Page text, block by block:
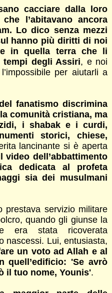
cacciare dalla loro
l’abitavano ancora
Lo dico senza mezzi
hanno più diritti di noi
in quella terra che li
degli Assiri, e noi
per aiutarli a
fanatismo discrimina
comunità cristiana, ma
i shabak e i curdi,
storici, chiese,
lancinante si è aperta
video dell’abbattimento
dedicata al profeta
sia dei musulmani
prestava servizio militare
quando gli giunse la
era stata ricoverata
nascessi. Lui, entusiasta,
un voto ad Allah e al
quell’edificio: 'Se avrò
il tuo nome, Younis'.